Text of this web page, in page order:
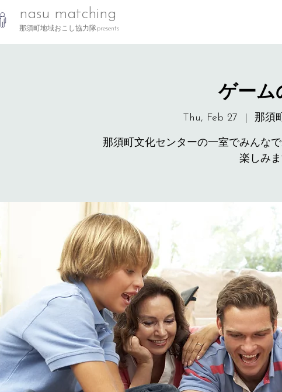
nasu matching
那須町地域おこし協力隊presents
ゲーム
Thu, Feb 27 那須
那須町文化センターの一室でみんな
楽しみ